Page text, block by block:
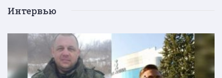
Интервью